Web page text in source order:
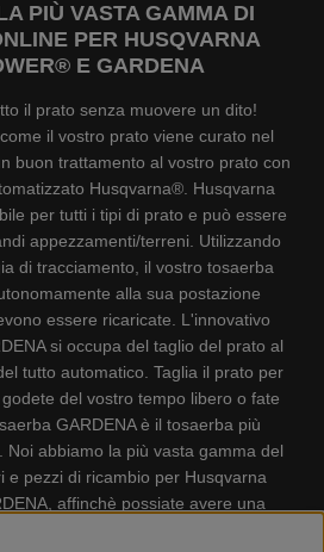
PIÙ VASTA GAMMA DI
PER HUSQVARNA
E GARDENA
il prato senza muovere un dito!
il vostro prato viene curato nel
buon trattamento al vostro prato con
Husqvarna®. Husqvarna
per tutti i tipi di prato e può essere
appezzamenti/terreni. Utilizzando
di tracciamento, il vostro tosaerba
alla sua postazione
essere ricaricate. L'innovativo
si occupa del taglio del prato al
tutto automatico. Taglia il prato per
del vostro tempo libero o fate
GARDENA è il tosaerba più
Noi abbiamo la più vasta gamma del
e pezzi di ricambio per Husqvarna
affinchè possiate avere una